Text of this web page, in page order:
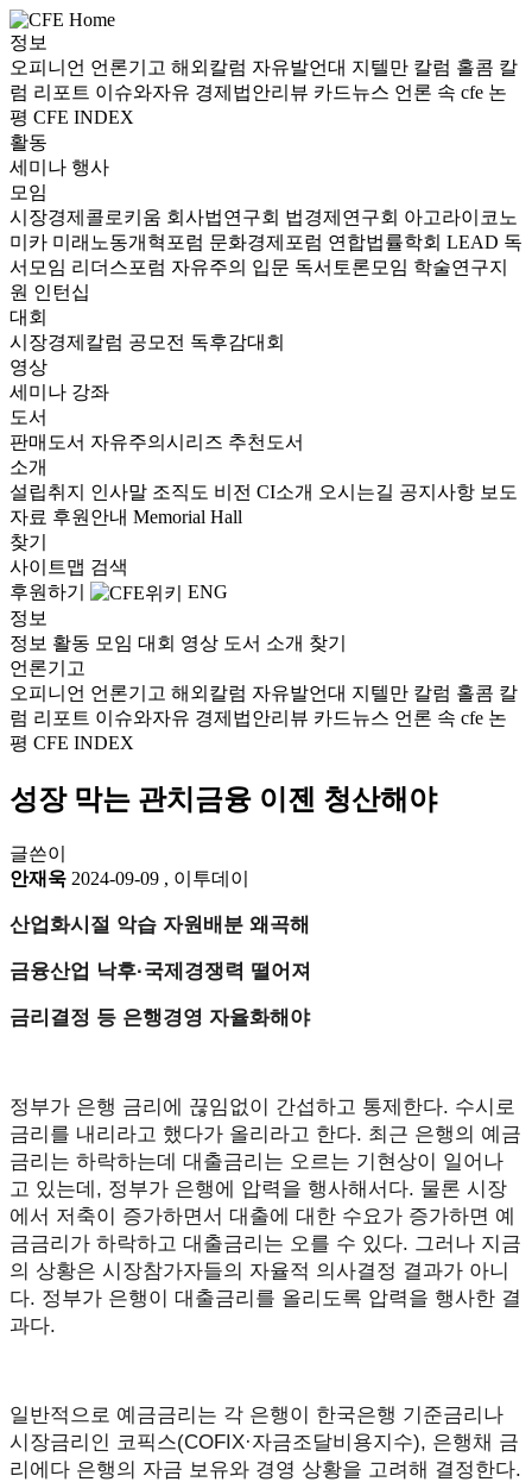
정보
오피니언 언론기고 해외칼럼 자유발언대 지텔만 칼럼 홀콤 칼
럼 리포트 이슈와자유 경제법안리뷰 카드뉴스 언론 속 cfe 논
평 CFE INDEX
활동
세미나 행사
모임
시장경제콜로키움 회사법연구회 법경제연구회 아고라이코노
미카 미래노동개혁포럼 문화경제포럼 연합법률학회 LEAD 독
서모임 리더스포럼 자유주의 입문 독서토론모임 학술연구지
원 인턴십
대회
시장경제칼럼 공모전 독후감대회
영상
세미나 강좌
도서
판매도서 자유주의시리즈 추천도서
소개
설립취지 인사말 조직도 비전 CI소개 오시는길 공지사항 보도
자료 후원안내 Memorial Hall
찾기
사이트맵 검색
후원하기
ENG
정보
정보 활동 모임 대회 영상 도서 소개 찾기
언론기고
오피니언 언론기고 해외칼럼 자유발언대 지텔만 칼럼 홀콤 칼
럼 리포트 이슈와자유 경제법안리뷰 카드뉴스 언론 속 cfe 논
평 CFE INDEX
성장 막는 관치금융 이젠 청산해야
글쓴이
안재욱 2024-09-09 , 이투데이
산업화시절 악습 자원배분 왜곡해
금융산업 낙후·국제경쟁력 떨어져
금리결정 등 은행경영 자율화해야
정부가 은행 금리에 끊임없이 간섭하고 통제한다. 수시로
금리를 내리라고 했다가 올리라고 한다. 최근 은행의 예금
금리는 하락하는데 대출금리는 오르는 기현상이 일어나
고 있는데, 정부가 은행에 압력을 행사해서다. 물론 시장
에서 저축이 증가하면서 대출에 대한 수요가 증가하면 예
금금리가 하락하고 대출금리는 오를 수 있다. 그러나 지금
의 상황은 시장참가자들의 자율적 의사결정 결과가 아니
다. 정부가 은행이 대출금리를 올리도록 압력을 행사한 결
과다.
일반적으로 예금금리는 각 은행이 한국은행 기준금리나
시장금리인 코픽스(COFIX·자금조달비용지수), 은행채 금
리에다 은행의 자금 보유와 경영 상황을 고려해 결정한다.